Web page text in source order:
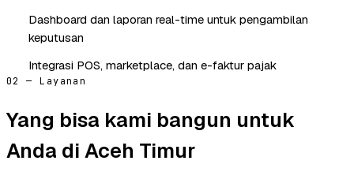
Dashboard dan laporan real-time untuk pengambilan
keputusan
Integrasi POS, marketplace, dan e-faktur pajak
02 — Layanan
Yang bisa kami bangun untuk
Anda di Aceh Timur